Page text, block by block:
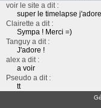
voir le site a dit :
super le timelapse j'adore
Clairette a dit :
Sympa ! Merci =)
Tanguy a dit :
J'adore !
alex a dit :
a voir
Pseudo a dit :
tt